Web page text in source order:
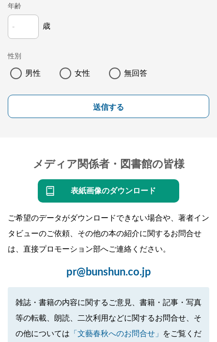
年齢
歳
性別
男性 女性 無回答
送信する
メディア関係者・図書館の皆様
表紙画像のダウンロード
ご希望のデータがダウンロードできない場合や、著者イン
タビューのご依頼、その他の本の紹介に関するお問合せ
は、直接プロモーション部へご連絡ください。
pr@bunshun.co.jp
雑誌・書籍の内容に関するご意見、書籍・記事・写真
等の転載、朗読、二次利用などに関するお問合せ、そ
の他については 「文藝春秋へのお問合せ」 をご覧くだ